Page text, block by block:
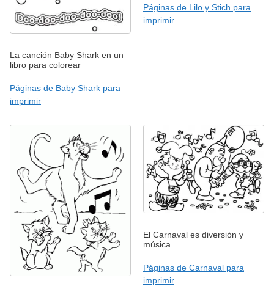
La canción Baby Shark en un
libro para colorear
Páginas de Baby Shark para
imprimir
Páginas de Lilo y Stich para
imprimir
El Carnaval es diversión y
música.
Páginas de Carnaval para
imprimir